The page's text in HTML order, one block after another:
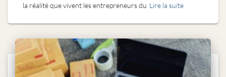
la réalité que vivent les entrepreneurs du Lire la suite